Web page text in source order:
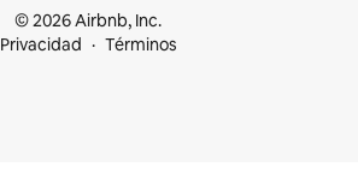
© 2026 Airbnb, Inc.
Privacidad
Términos